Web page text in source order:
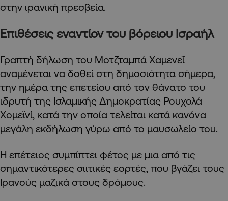
στην ιρανική πρεσβεία.
Επιθέσεις εναντίον του βόρειου Ισραήλ
Γραπτή δήλωση του Μοτζταμπά Χαμενεΐ
αναμένεται να δοθεί στη δημοσιότητα σήμερα,
την ημέρα της επετείου από τον θάνατο του
ιδρυτή της Ισλαμικής Δημοκρατίας Ρουχολά
Χομεϊνί, κατά την οποία τελείται κατά κανόνα
μεγάλη εκδήλωση γύρω από το μαυσωλείο του.
Η επέτειος συμπίπτει φέτος με μια από τις
σημαντικότερες σιιτικές εορτές, που βγάζει τους
Ιρανούς μαζικά στους δρόμους.